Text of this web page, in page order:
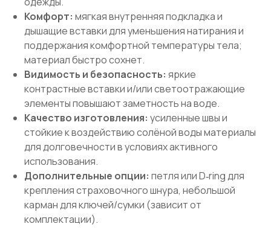
Комфорт: мягкая внутренняя подкладка и
дышащие вставки для уменьшения натирания и
поддержания комфортной температуры тела;
материал быстро сохнет.
Видимость и безопасность: яркие
контрастные вставки и/или светоотражающие
элементы повышают заметность на воде.
Качество изготовления: усиленные швы и
стойкие к воздействию солёной воды материалы
для долговечности в условиях активного
использования.
Дополнительные опции: петля или D‑ring для
крепления страховочного шнура, небольшой
карман для ключей/сумки (зависит от
комплектации).
О КОМПАНИИ
ПРАЙД ЛАХТА
ПРАЙД КРЕСТОВСКИЙ
РЕКВИЗИТЫ
ПУБЛИЧНАЯ ОФЕРТА
ПОЛИТИКА КОНФИДЕНЦИАЛЬНОСТИ